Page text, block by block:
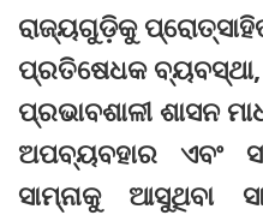
ରାଜ୍ୟଗୁଡ଼ିକୁ
ପ୍ରତିଷେଧକ ବ୍ୟବସ୍ଥା,
ପ୍ରଭାବଶାଳୀ ଶାସନ
ଅପବ୍ୟବହାର ଏବଂ
ସାମ୍ନାକୁ ଆସୁଥିବା